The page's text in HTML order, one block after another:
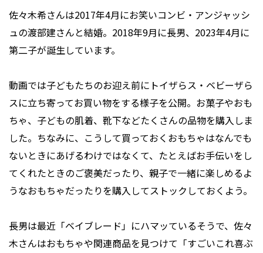
佐々木希さんは2017年4月にお笑いコンビ・アンジャッシ
ュの渡部建さんと結婚。2018年9月に長男、2023年4月に
第二子が誕生しています。
動画では子どもたちのお迎え前にトイザらス・ベビーザら
スに立ち寄ってお買い物をする様子を公開。お菓子やおも
ちゃ、子どもの肌着、靴下などたくさんの品物を購入しま
した。ちなみに、こうして買っておくおもちゃはなんでも
ないときにあげるわけではなくて、たとえばお手伝いをし
てくれたときのご褒美だったり、親子で一緒に楽しめるよ
うなおもちゃだったりを購入してストックしておくよう。
長男は最近「ベイブレード」にハマッているそうで、佐々
木さんはおもちゃや関連商品を見つけて「すごいこれ喜ぶ